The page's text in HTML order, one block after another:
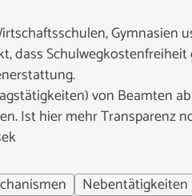
Gymnasien
dass
von Beamten
Ist hier mehr Transparenz
Nebentätigkeiten